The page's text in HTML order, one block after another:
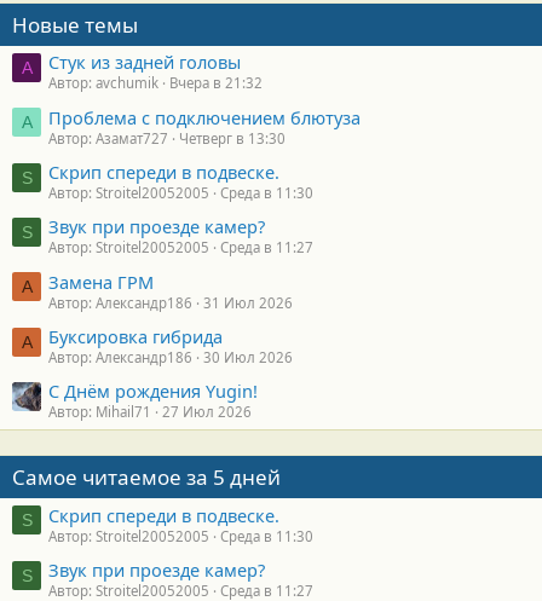
Новые темы
A Стук из задней головы
Автор: avchumik Вчера в 21:32
А Проблема с подключением блютуза
Автор: Азамат727 Четверг в 13:30
S Скрип спереди в подвеске.
Автор: Stroitel20052005 Среда в 11:30
S Звук при проезде камер?
Автор: Stroitel20052005 Среда в 11:27
А Замена ГРМ
Автор: Александр186 31 Июл 2026
А Буксировка гибрида
Автор: Александр186 30 Июл 2026
С Днём рождения Yugin!
Автор: Mihail71 27 Июл 2026
Самое читаемое за 5 дней
S Скрип спереди в подвеске.
Автор: Stroitel20052005 Среда в 11:30
S Звук при проезде камер?
Автор: Stroitel20052005 Среда в 11:27